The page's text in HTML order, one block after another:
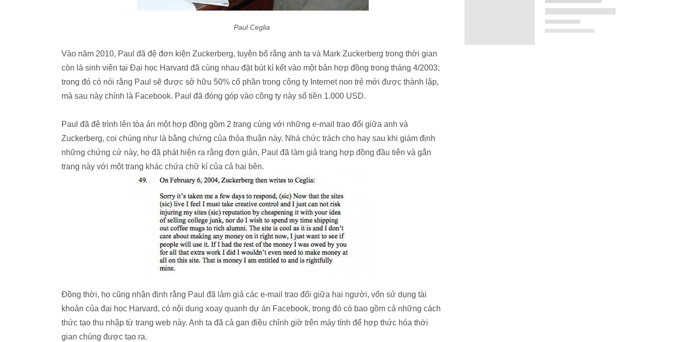
Paul Ceglia.
Vào năm 2010, Paul đã đệ đơn kiện Zuckerberg, tuyên bố rằng anh ta và Mark Zuckerberg trong thời gian
còn là sinh viên tại Đại học Harvard đã cùng nhau đặt bút kí kết vào một bản hợp đồng trong tháng 4/2003;
trong đó có nói rằng Paul sẽ được sở hữu 50% cổ phần trong công ty Internet non trẻ mới được thành lập,
mà sau này chính là Facebook. Paul đã đóng góp vào công ty này số tiền 1.000 USD.
Paul đã đệ trình lên tòa án một hợp đồng gồm 2 trang cùng với những e-mail trao đổi giữa anh và
Zuckerberg, coi chúng như là bằng chứng của thỏa thuận này. Nhà chức trách cho hay sau khi giám định
những chứng cứ này, họ đã phát hiện ra rằng đơn giản, Paul đã làm giả trang hợp đồng đầu tiên và gắn
trang này với một trang khác chứa chữ kí của cả hai bên.
Đồng thời, họ cũng nhận định rằng Paul đã làm giả các e-mail trao đổi giữa hai người, vốn sử dụng tài
khoản của đại học Harvard, có nội dung xoay quanh dự án Facebook, trong đó có bao gồm cả những cách
thức tạo thu nhập từ trang web này. Anh ta đã cả gan điều chỉnh giờ trên máy tính để hợp thức hóa thời
gian chúng được tạo ra.